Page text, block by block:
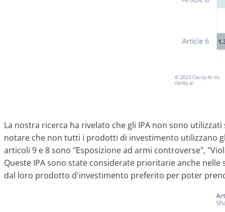
La nostra ricerca ha rivelato che gli IPA non sono
notare che non tutti i prodotti di investimento utilizzano
articoli 9 e 8 sono "Esposizione ad armi controverse",
Queste IPA sono state considerate prioritarie anche
dal loro prodotto d'investimento preferito per poter